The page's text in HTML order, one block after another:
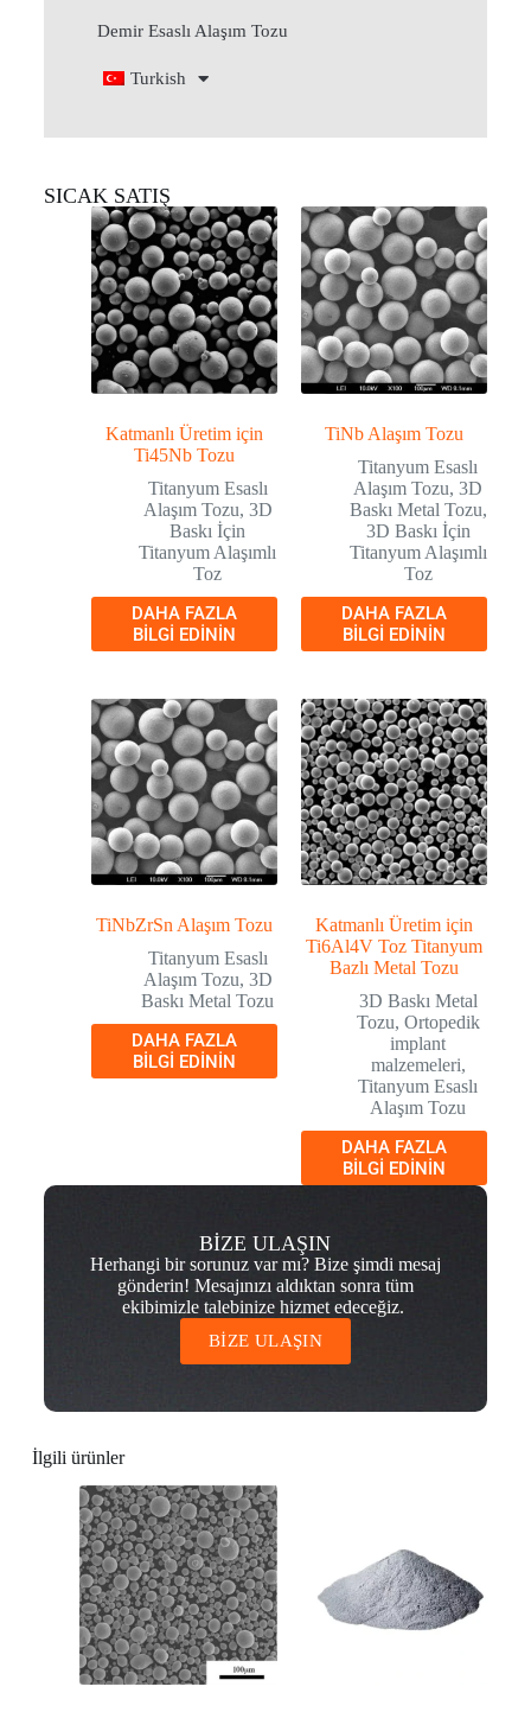
Demir Esaslı Alaşım Tozu
Turkish
SICAK SATIŞ
Katmanlı Üretim için
Ti45Nb Tozu
Titanyum Esaslı
Alaşım Tozu, 3D
Baskı İçin
Titanyum Alaşımlı
Toz
DAHA FAZLA
BILGI EDININ
TiNb Alaşım Tozu
Titanyum Esaslı
Alaşım Tozu,3D
Baskı Metal Tozu,
3D Baskı İçin
Titanyum Alaşımlı
Toz
DAHA FAZLA
BILGI EDININ
TiNbZrSn Alaşım Tozu
Titanyum Esaslı
Alaşım Tozu, 3D
Baskı Metal Tozu
DAHA FAZLA
BILGI EDININ
Katmanlı Üretim için
Ti6Al4V Toz Titanyum
Bazlı Metal Tozu
3D Baskı Metal
Tozu, Ortopedik
implant
malzemeleri,
Titanyum Esaslı
Alaşım Tozu
DAHA FAZLA
BILGI EDININ
BİZE ULAŞIN
Herhangi bir sorunuz var mı? Bize şimdi mesaj
gönderin! Mesajınızı aldıktan sonra tüm
ekibimizle talebinize hizmet edeceğiz.
BİZE ULAŞIN
İlgili ürünler